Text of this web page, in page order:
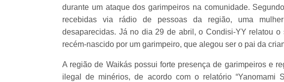
durante um ataque dos garimpeiros na comunidade.
recebidas via rádio de pessoas da região, uma
desaparecidas. Já no dia 29 de abril, o Condisi-YY relatou o
recém-nascido por um garimpeiro, que alegou ser o pai da
A região de Waikás possui forte presença de garimpeiros e
ilegal de minérios, de acordo com o relatório “Yanomami